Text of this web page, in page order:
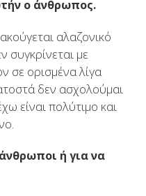
ο άνθρωπος.
αλαζονικό
συγκρίνεται με
σε ορισμένα λίγα
δεν ασχολούμαι
είναι πολύτιμο και
ή για να